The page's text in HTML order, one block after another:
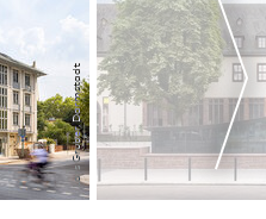
Lars Gruber, Darm­stadt